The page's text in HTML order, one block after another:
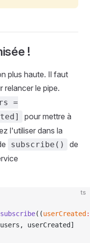
!
plus haute. Il faut
relancer le pipe.
=
pour mettre à
l'utiliser dans la
subscribe()
de
ts
subscribe((userCreated :
userCreated]